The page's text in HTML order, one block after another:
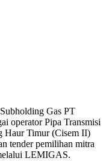
Gas PT
operator Pipa Transmisi
Haur Timur (Cisem II)
tender pemilihan mitra
LEMIGAS.